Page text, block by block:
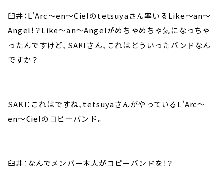
臼井：L'Arc～en～Cielのtetsuyaさん率いるLike～an～
Angel！？Like～an～Angelがめちゃめちゃ気になっちゃ
ったんですけど、SAKIさん、これはどういったバンドなん
ですか？
SAKI：これはですね、tetsuyaさんがやっているL'Arc～
en～Cielのコピーバンド。
臼井：なんでメンバー本人がコピーバンドを！？